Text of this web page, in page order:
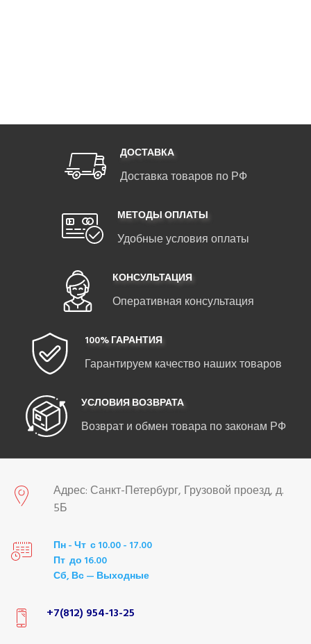
ДОСТАВКА
Доставка товаров по РФ
МЕТОДЫ ОПЛАТЫ
Удобные условия оплаты
КОНСУЛЬТАЦИЯ
Оперативная консультация
100% ГАРАНТИЯ
Гарантируем качество наших товаров
УСЛОВИЯ ВОЗВРАТА
Возврат и обмен товара по законам РФ
Адрес: Санкт-Петербург, Грузовой проезд, д.
5Б
Пн - Чт с 10.00 - 17.00
Пт до 16.00
Сб, Вс — Выходные
+7(812) 954-13-25